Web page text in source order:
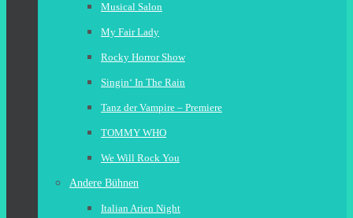
Musical Salon
My Fair Lady
Rocky Horror Show
Singin‘ In The Rain
Tanz der Vampire – Premiere
TOMMY WHO
We Will Rock You
Andere Bühnen
Italian Arien Night